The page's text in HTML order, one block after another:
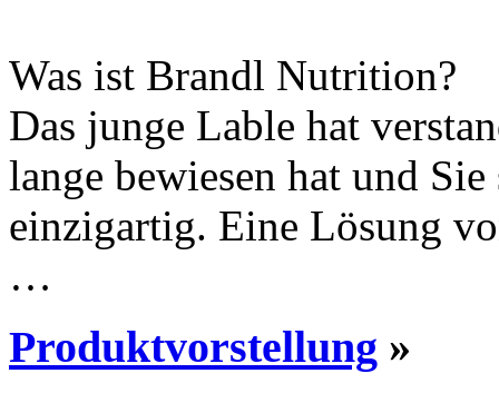
Was ist Brandl Nutrition?
Das junge Lable hat
lange bewiesen hat und
einzigartig. Eine Lösung
…
Produktvorstellung »